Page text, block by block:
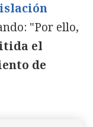
"Por ello,
el
de